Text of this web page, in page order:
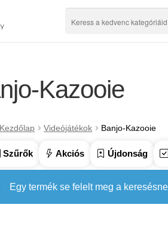
Kazooie
Kezdőlap Videójátékok Banjo-Kazooie
Szűrők Akciós Újdonság
Egy termék se felelt meg a